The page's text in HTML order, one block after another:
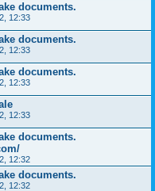
documents.
12:33
documents.
12:33
documents.
12:33
12:33
documents.
12:32
documents.
12:32